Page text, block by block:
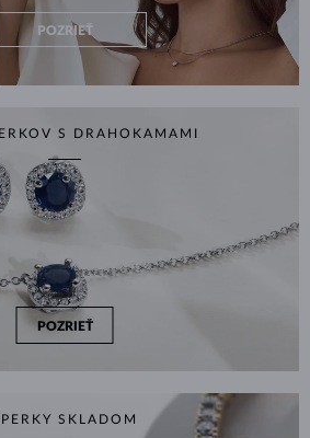
POZRIEŤ
S DRAHOKAMAMI
POZRIEŤ
SKLADOM